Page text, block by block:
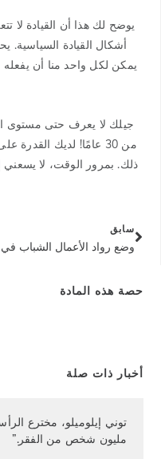
يوضح لك هذا أن القيادة
أشكال القيادة
يمكن لكل واحد منا أن
من 30 عامًا! لديك
ذلك. بمرور الوقت، لا يسعني
سابق
حصة هذه المادة
أخبار ذات صلة
مليون شخص من الفقر.”